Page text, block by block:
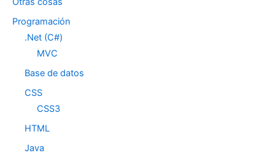
Programación
.Net (C#)
MVC
Base de datos
CSS
CSS3
HTML
Java